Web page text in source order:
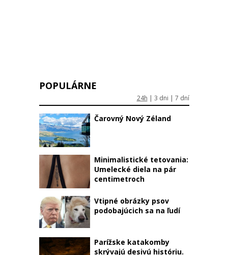
POPULÁRNE
24h | 3 dni | 7 dní
Čarovný Nový Zéland
Minimalistické tetovania:
Umelecké diela na pár
centimetroch
Vtipné obrázky psov
podobajúcich sa na ľudí
Parížske katakomby
skrývajú desivú históriu.